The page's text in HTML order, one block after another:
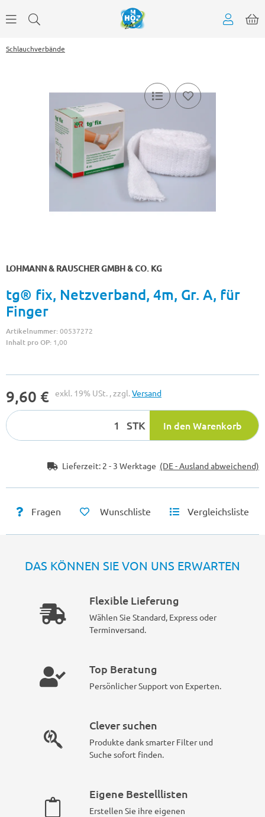
Schlauchverbände
LOHMANN & RAUSCHER GMBH & CO. KG
tg® fix, Netzverband, 4m, Gr. A, für
Finger
Artikelnummer:00537272
Inhalt pro OP: 1,00
9,60 € exkl. 19% USt. , zzgl.Versand
STK In den Warenkorb
Lieferzeit: 2 - 3 Werktage (DE - Ausland abweichend)
Fragen Wunschliste Vergleichsliste
DAS KÖNNEN SIE VON UNS ERWARTEN
Flexible Lieferung
Wählen Sie Standard, Express oder
Terminversand.
Top Beratung
Persönlicher Support von Experten.
Clever suchen
Produkte dank smarter Filter und
Suche sofort finden.
Eigene Bestelllisten
Erstellen Sie ihre eigenen